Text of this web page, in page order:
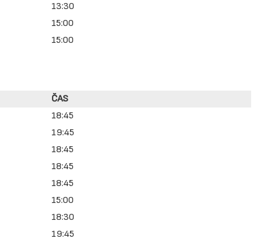
13:30
15:00
15:00
ČAS
18:45
19:45
18:45
18:45
18:45
15:00
18:30
19:45